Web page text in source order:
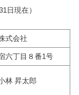
日現在）
式会社
六丁目８番1号
林 昇太郎